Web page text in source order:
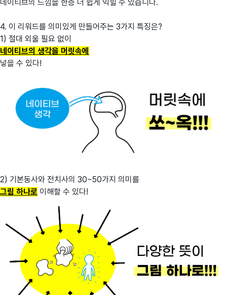
네이티브의 느낌을 한층 더 쉽게 익힐 수 있습니다.
4. 이 리워드를 의미있게 만들어주는 3가지 특징은?
1) 절대 외울 필요 없이
네이티브의 생각을 머릿속에
넣을 수 있다!
2) 기본동사와 전치사의 30~50가지 의미를
그림 하나로 이해할 수 있다!